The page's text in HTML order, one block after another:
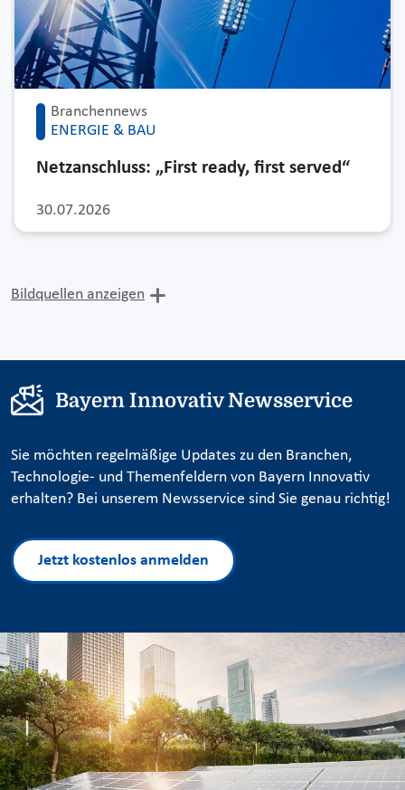
Branchennews
ENERGIE & BAU
30.07.2026
Netzanschluss: „First ready, first served“
Bildquellen anzeigen
Bayern Innovativ Newsservice
Sie möchten regelmäßige Updates zu den Branchen,
Technologie- und Themenfeldern von Bayern Innovativ
erhalten? Bei unserem Newsservice sind Sie genau richtig!
Jetzt kostenlos anmelden